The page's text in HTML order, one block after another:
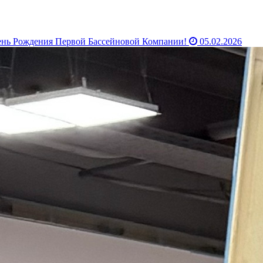
Рождения Первой Бассейновой Компании! 05.02.2026